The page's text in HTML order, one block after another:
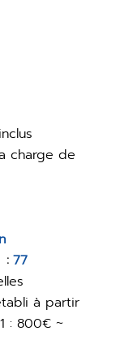
charge de
77
à partir
: 800€ ~